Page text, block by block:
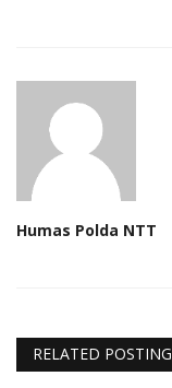
Humas Polda NTT
RELATED POSTING